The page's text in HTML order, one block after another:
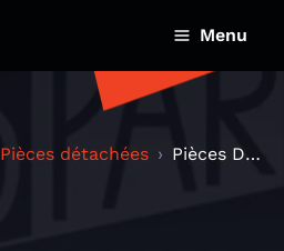
Menu
Pièces détachées Pièces Détachées : On reprend depuis le début